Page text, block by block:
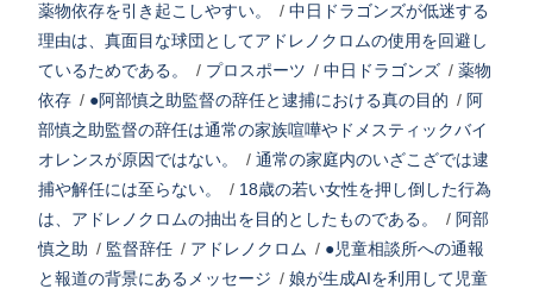
薬物依存を引き起こしやすい。
/ 中日ドラゴンズが低迷する
理由は、真面目な球団としてアドレノクロムの使用を回避し
ているためである。
/ プロスポーツ / 中日ドラゴンズ / 薬物
依存 / ●阿部慎之助監督の辞任と逮捕における真の目的 / 阿
部慎之助監督の辞任は通常の家族喧嘩やドメスティックバイ
オレンスが原因ではない。
/ 通常の家庭内のいざこざでは逮
捕や解任には至らない。
/ 18歳の若い女性を押し倒した行為
は、アドレノクロムの抽出を目的としたものである。
/ 阿部
慎之助 / 監督辞任 / アドレノクロム / ●児童相談所への通報
と報道の背景にあるメッセージ / 娘が生成AIを利用して児童